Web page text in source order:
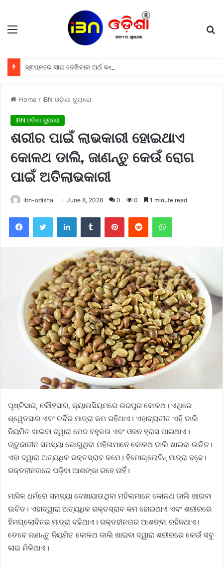
Menu
ସ୍ଵପ୍ନରେ ସାପ ଦେଖିବାର ଅର୍ଥ କଣ ହୋଇଥାଏ, ଜାଣନ୍ତୁ
Home / IBN ଓଡ଼ିଶା ବ୍ୟୁରୋ
IBN ଓଡ଼ିଶା ବ୍ୟୁରୋ
ଶରୀର ପାଇଁ ଲାଭକାରୀ ହୋଇଥାଏ
କୋଳଥ ଡାଲି, ଜାଣନ୍ତୁ କେଉଁ ରୋଗ
ପାଇଁ ଅତିଲାଭକାରୀ
ibn-odisha June 8, 2026 0 0 1 minute read
FacebookTwitter LinkedInTumblr PinterestReddit WhatsApp
ପୃଷ୍ଟିସାର, ଲୌହସାର, କ୍ୟାଲସିୟମରେ ଭରପୁର କୋଳଥ। ଏଥିରେ
ଶ୍ୱେତସାର ଏବଂ ଚର୍ବିର ମାତ୍ରା କମ ରହିଥାଏ। ଏହାବ୍ୟତୀତ ଏହି ଡାଲି
ନିୟମିତ ଖାଇବା ଦ୍ୱାରା ମେଦ ବହୁଳତା ଏବଂ ଓଜନ ହ୍ରାସ ପାଇଥାଏ।
ଋତୁକାଳୀନ ସମସ୍ୟା ଭୋଗୁଥିବା ମହିଳାମାନେ କୋଳଥ ଡାଲି ଖାଇବା ଉଚିତ।
ଏହା ଦ୍ୱାରା ଅତ୍ୟଧିକ ରକ୍ତସ୍ରାବ କମେ। ହିମୋଗ୍ଲୋବିନ୍ ମାତ୍ରା ବଢେ଼।
ରକ୍ତହୀନତାରେ ପଡ଼ିବା ଆଶଙ୍କା ରହେ ନାହିଁ।
ମାସିକ ଧର୍ମରେ ସମସ୍ୟା ଦେଖାଯାଉଥିବା ମହିଳାମାନେ କୋଳଥ ଡାଲି ଖାଇବା
ଉଚିତ। ଏହାଦ୍ୱାରା ଅତ୍ୟଧିକ ରକ୍ତସ୍ରାବ କମ ହୋଇଥାଏ ଏବଂ ଶରୀରରେ
ହିମଗ୍ଲୋବିନର ମାତ୍ରା ବଢିଥାଏ। ରକ୍ତହୀନତାର ଆଶଙ୍କା ରହିନଥାଏ।
ତେବେ ଜାଣନ୍ତୁ ନିୟମିତ କୋଳଥ ଡାଲି ଖାଇବା ଦ୍ୱାରା ଶରୀରରେ କେଉଁ ସବୁ
ଲାଭ ମିଳିଥାଏ।